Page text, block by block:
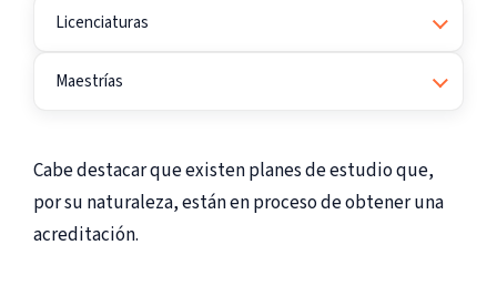
Licenciaturas
Maestrías
Cabe destacar que existen planes de estudio que,
por su naturaleza, están en proceso de obtener una
acreditación.